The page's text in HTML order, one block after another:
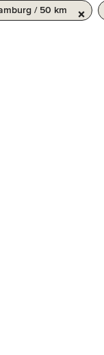
/ 50 km